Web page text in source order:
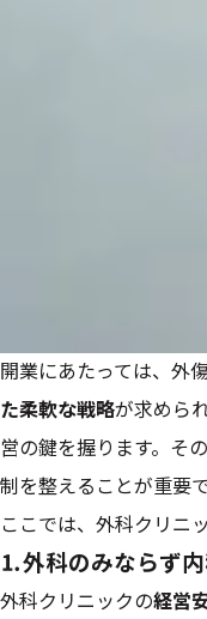
開業にあたっては、外
た柔軟な戦略が求めら
営の鍵を握ります。そ
制を整えることが重要で
ここでは、外科クリニ
⒈外科のみならず
外科クリニックの経営